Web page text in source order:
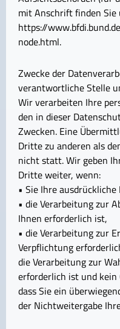
mit Anschrift finden Sie
https://
node.html.
Zwecke der
verantwortliche Stelle
Wir verarbeiten Ihre
den in dieser
Zwecken. Eine
Dritte zu anderen als
nicht statt. Wir geben
Dritte weiter, wenn:
• Sie Ihre
• die Verarbeitung zur
Ihnen erforderlich ist,
• die Verarbeitung zur
Verpflichtung
die Verarbeitung zur
erforderlich ist und
dass Sie ein
der Nichtweitergabe